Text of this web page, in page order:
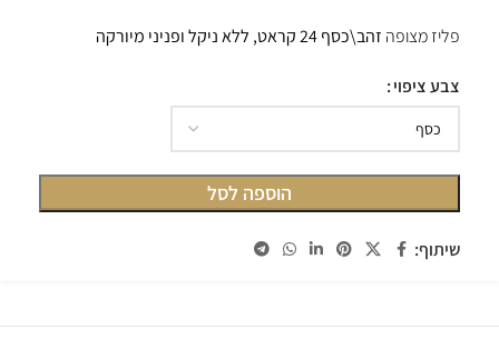
פליז מצופה זהב\כסף 24 קראט, ללא ניקל ופניני מיורקה
צבע ציפוי
הוספה לסל
שיתוף: